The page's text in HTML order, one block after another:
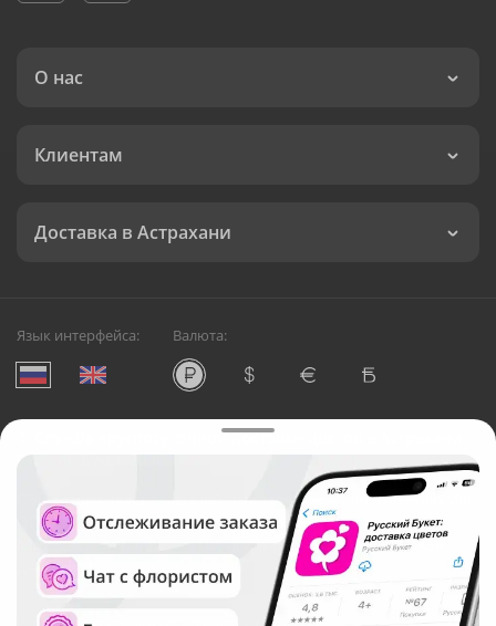
О нас
Клиентам
Доставка в Астрахани
Язык интерфейса: Валюта:
Служба круглосуточной доставки цветов в Астрахани
Русский Букет, 2026
Общество с ограниченной ответственностью «Технология»
ОГРН: 1195476081745, ИНН: 5410081997
Юридический адрес: г. Новосибирск, ул. Ипподромская,
д.42, оф. 3